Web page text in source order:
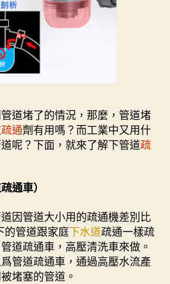
道堵了的情況，那麼，管道堵
疏通劑有用嗎？而工業中又用什
呢？下面，就來了解下管道疏
通車）
因管道大小用的疏通機差別比
的管道跟家庭下水道疏通一樣疏
道疏通車，高壓清洗車來做。
管道疏通車，通過高壓水流產
堵塞的管道。